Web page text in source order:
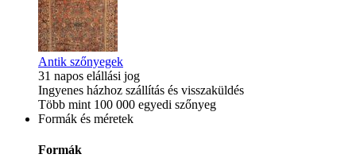
Antik szőnyegek
31 napos elállási jog
Ingyenes házhoz szállítás és visszaküldés
Több mint 100 000 egyedi szőnyeg
Formák és méretek
Formák